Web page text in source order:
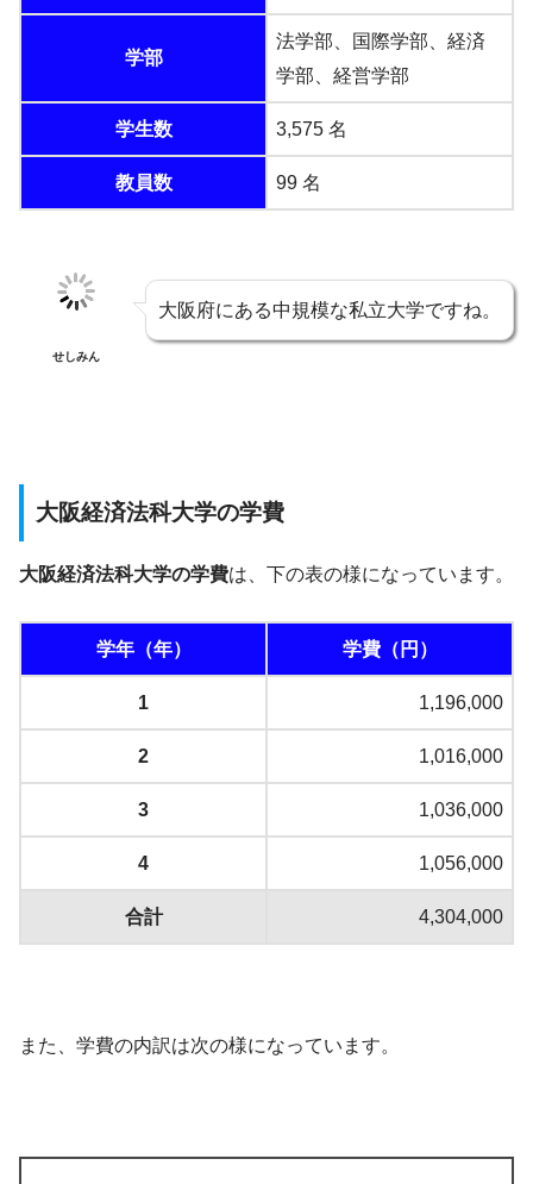
学部
法学部、国際学部、経済
学部、経営学部
学生数 3,575 名
教員数 99 名
せしみん
大阪府にある中規模な私立大学ですね。
大阪経済法科大学の学費
大阪経済法科大学の学費は、下の表の様になっています。
学年（年） 学費（円）
1 1,196,000
2 1,016,000
3 1,036,000
4 1,056,000
合計 4,304,000
また、学費の内訳は次の様になっています。